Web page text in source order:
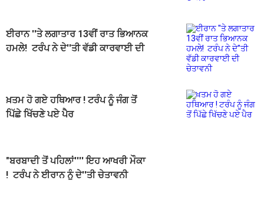
ਈਰਾਨ ''ਤੇ ਲਗਾਤਾਰ 13ਵੀਂ ਰਾਤ ਭਿਆਨਕ
ਹਮਲੇ! ਟਰੰਪ ਨੇ ਦੇ''ਤੀ ਵੱਡੀ ਕਾਰਵਾਈ ਦੀ
ਖ਼ਤਮ ਹੋ ਗਏ ਹਥਿਆਰ ! ਟਰੰਪ ਨੂੰ ਜੰਗ ਤੋਂ
ਪਿੱਛੇ ਖਿੱਚਣੇ ਪਏ ਪੈਰ
"ਬਰਬਾਦੀ ਤੋਂ ਪਹਿਲਾਂ'''' ਇਹ ਆਖਰੀ ਮੌਕਾ
! ਟਰੰਪ ਨੇ ਈਰਾਨ ਨੂੰ ਦੇ''ਤੀ ਚੇਤਾਵਨੀ